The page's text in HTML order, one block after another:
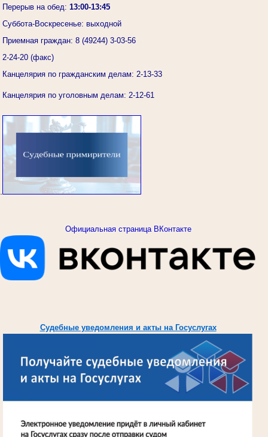
Перерыв на обед: 13:00-13:45
Суббота-Воскресенье: выходной
Приемная граждан: 8 (49244) 3-03-56
2-24-20 (факс)
Канцелярия по гражданским делам: 2-13-33
Канцелярия по уголовным делам: 2-12-61
Официальная страница ВКонтакте
Судебные уведомления и акты на Госуслугах